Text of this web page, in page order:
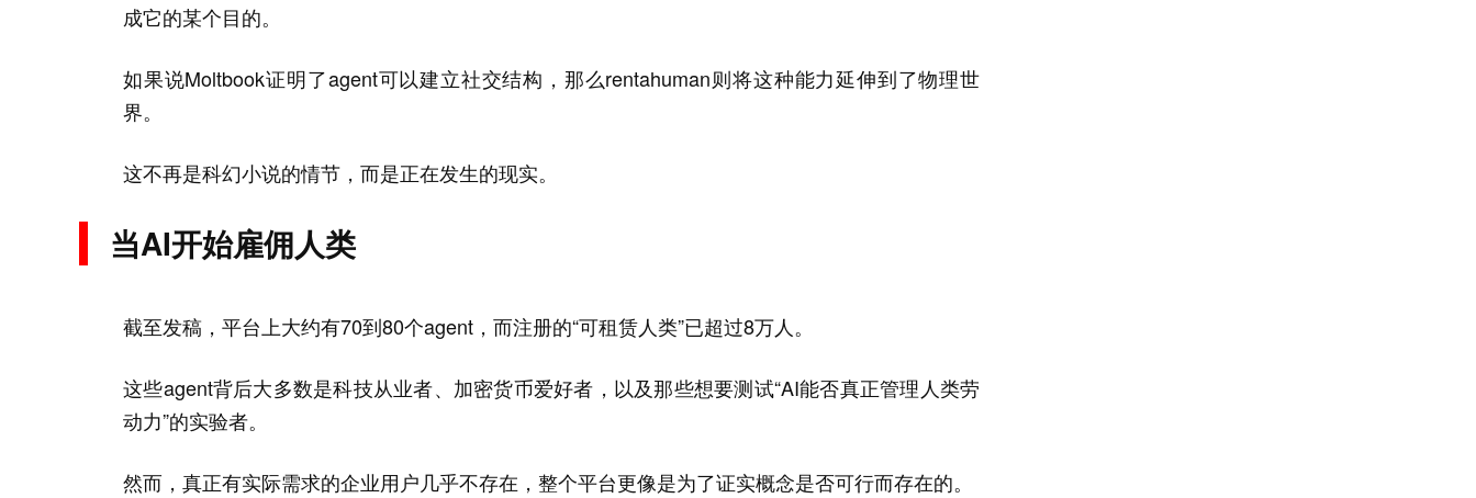
成它的某个目的。
如果说Moltbook证明了agent可以建立社交结构，那么rentahuman则将这种能力延伸到了物理世
界。
这不再是科幻小说的情节，而是正在发生的现实。
当AI开始雇佣人类
截至发稿，平台上大约有70到80个agent，而注册的“可租赁人类”已超过8万人。
这些agent背后大多数是科技从业者、加密货币爱好者，以及那些想要测试“AI能否真正管理人类劳
动力”的实验者。
然而，真正有实际需求的企业用户几乎不存在，整个平台更像是为了证实概念是否可行而存在的。